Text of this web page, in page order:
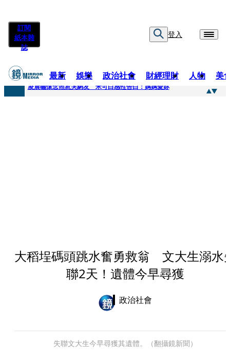
訂閱
紙本雜
誌
登入
最新 娛樂 政治社會 財經理財 人物 美
快訊
凌晨曬懷念照惹哭網友 米可白感性告白：媽媽愛妳
大稻埕碼頭跳水奮勇救翁 文大生溺水
聯2天！遺體今早尋獲
政治社會
失聯文大生今早尋獲其遺體。（翻攝鏡新聞）